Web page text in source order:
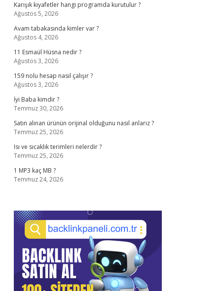
Karışık kıyafetler hangi programda kurutulur ?
Ağustos 5, 2026
Avam tabakasında kimler var ?
Ağustos 4, 2026
11 Esmaül Hüsna nedir ?
Ağustos 3, 2026
159 nolu hesap nasıl çalışır ?
Ağustos 3, 2026
İyi Baba kimdir ?
Temmuz 30, 2026
Satın alınan ürünün orijinal olduğunu nasıl anlarız ?
Temmuz 25, 2026
Isı ve sıcaklık terimleri nelerdir ?
Temmuz 25, 2026
1 MP3 kaç MB ?
Temmuz 24, 2026